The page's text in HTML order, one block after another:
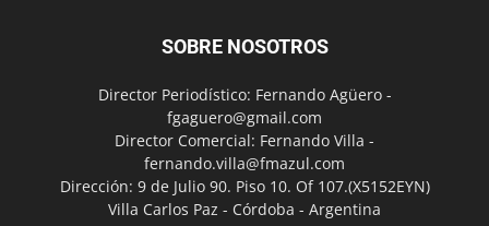
SOBRE NOSOTROS
Director Periodístico: Fernando Agüero -
fgaguero@gmail.com
Director Comercial: Fernando Villa -
fernando.villa@fmazul.com
Dirección: 9 de Julio 90. Piso 10. Of 107.(X5152EYN)
Villa Carlos Paz - Córdoba - Argentina